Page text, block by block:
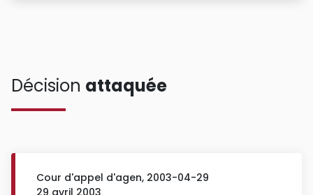
Décision attaquée
Cour d'appel d'agen, 2003-04-29
29 avril 2003